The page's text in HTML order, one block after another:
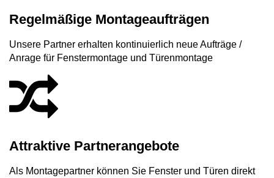
Skandinavische Fenster
Stahlfenster
Verglasung
Faltschiebetüre konfigurieren
Insektenschutz Plissee
Tür- und Fensterbeschläge
Fensterdichtungen
Rahmenlose Eckverglasung
Sprossenfenster
Brandschutzfenster
Fensterfarben
Fensterbeschläge
Regelmäßige Montageaufträgen
Unsere Partner erhalten kontinuierlich neue Aufträge /
Anrage für Fenstermontage und Türenmontage
Attraktive Partnerangebote
Als Montagepartner können Sie Fenster und Türen direkt